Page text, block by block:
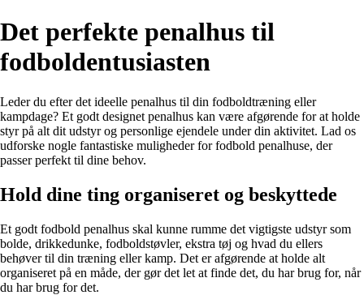
Det perfekte penalhus til
fodboldentusiasten
Leder du efter det ideelle penalhus til din fodboldtræning eller
kampdage? Et godt designet penalhus kan være afgørende for at holde
styr på alt dit udstyr og personlige ejendele under din aktivitet. Lad os
udforske nogle fantastiske muligheder for fodbold penalhuse, der
passer perfekt til dine behov.
Hold dine ting organiseret og beskyttede
Et godt fodbold penalhus skal kunne rumme det vigtigste udstyr som
bolde, drikkedunke, fodboldstøvler, ekstra tøj og hvad du ellers
behøver til din træning eller kamp. Det er afgørende at holde alt
organiseret på en måde, der gør det let at finde det, du har brug for, når
du har brug for det.